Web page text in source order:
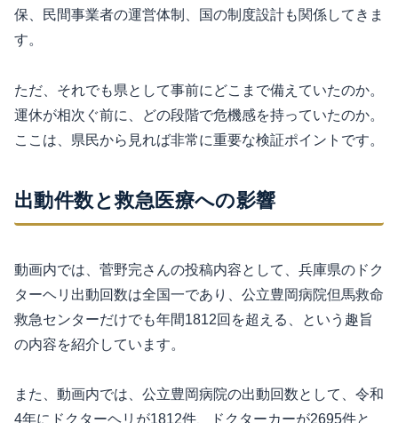
保、民間事業者の運営体制、国の制度設計も関係してきま
す。
ただ、それでも県として事前にどこまで備えていたのか。
運休が相次ぐ前に、どの段階で危機感を持っていたのか。
ここは、県民から見れば非常に重要な検証ポイントです。
出動件数と救急医療への影響
動画内では、菅野完さんの投稿内容として、兵庫県のドク
ターヘリ出動回数は全国一であり、公立豊岡病院但馬救命
救急センターだけでも年間1812回を超える、という趣旨
の内容を紹介しています。
また、動画内では、公立豊岡病院の出動回数として、令和
4年にドクターヘリが1812件、ドクターカーが2695件と